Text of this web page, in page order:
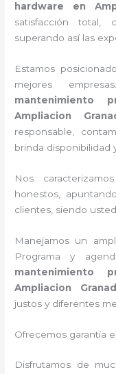
hardware en
satisfacción total,
superando así las
Estamos
mejores
Ampliacion
responsable,
brinda disponibilidad
Nos
honestos,
clientes, siendo
Manejamos un
Programa y
Ampliacion
justos y diferentes
Ofrecemos garantía
Disfrutamos de